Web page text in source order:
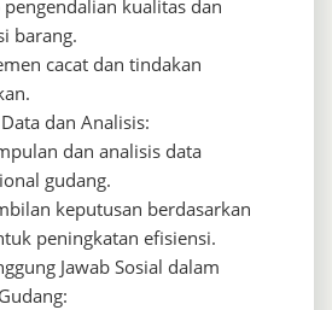
pengendalian kualitas dan
barang.
cacat dan tindakan
dan Analisis:
dan analisis data
gudang.
keputusan berdasarkan
peningkatan efisiensi.
Jawab Sosial dalam